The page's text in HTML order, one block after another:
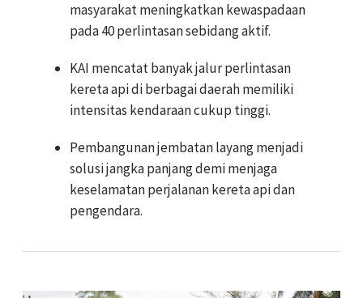
masyarakat meningkatkan kewaspadaan
pada 40 perlintasan sebidang aktif.
KAI mencatat banyak jalur perlintasan
kereta api di berbagai daerah memiliki
intensitas kendaraan cukup tinggi.
Pembangunan jembatan layang menjadi
solusi jangka panjang demi menjaga
keselamatan perjalanan kereta api dan
pengendara.